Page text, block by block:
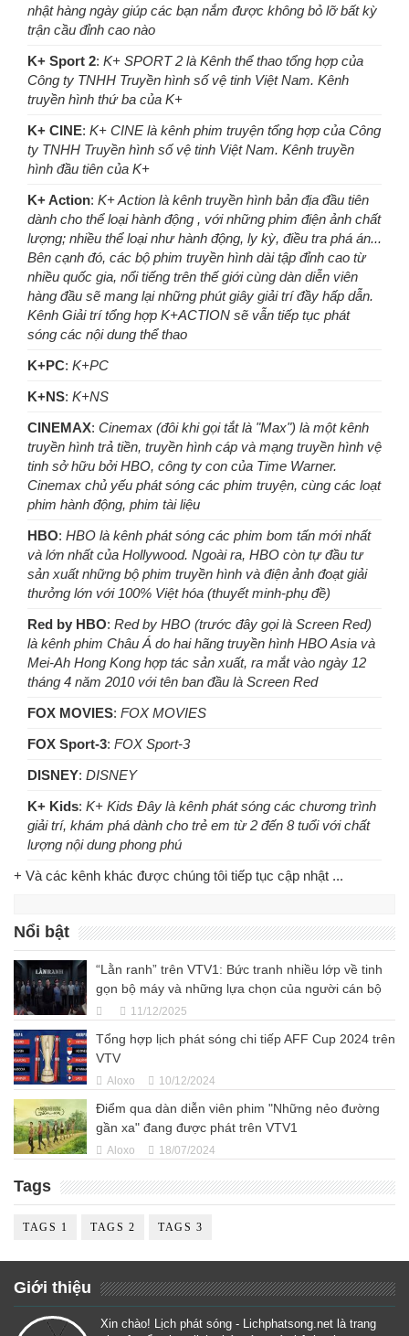
nhật hàng ngày giúp các bạn nắm được không bỏ lỡ bất kỳ
trận cầu đỉnh cao nào
K+ Sport 2: K+ SPORT 2 là Kênh thể thao tổng hợp của
Công ty TNHH Truyền hình số vệ tinh Việt Nam. Kênh
truyền hình thứ ba của K+
K+ CINE: K+ CINE là kênh phim truyện tổng hợp của Công
ty TNHH Truyền hình số vệ tinh Việt Nam. Kênh truyền
hình đầu tiên của K+
K+ Action: K+ Action là kênh truyền hình bản địa đầu tiên
dành cho thể loại hành động , với những phim điện ảnh chất
lượng; nhiều thể loại như hành động, ly kỳ, điều tra phá án...
Bên cạnh đó, các bộ phim truyền hình dài tập đỉnh cao từ
nhiều quốc gia, nổi tiếng trên thế giới cùng dàn diễn viên
hàng đầu sẽ mang lại những phút giây giải trí đầy hấp dẫn.
Kênh Giải trí tổng hợp K+ACTION sẽ vẫn tiếp tục phát
sóng các nội dung thể thao
K+PC: K+PC
K+NS: K+NS
CINEMAX: Cinemax (đôi khi gọi tắt là "Max") là một kênh
truyền hình trả tiền, truyền hình cáp và mạng truyền hình vệ
tinh sở hữu bởi HBO, công ty con của Time Warner.
Cinemax chủ yếu phát sóng các phim truyện, cùng các loạt
phim hành động, phim tài liệu
HBO: HBO là kênh phát sóng các phim bom tấn mới nhất
và lớn nhất của Hollywood. Ngoài ra, HBO còn tự đầu tư
sản xuất những bộ phim truyền hình và điện ảnh đoạt giải
thưởng lớn với 100% Việt hóa (thuyết minh-phụ đề)
Red by HBO: Red by HBO (trước đây gọi là Screen Red)
là kênh phim Châu Á do hai hãng truyền hình HBO Asia và
Mei-Ah Hong Kong hợp tác sản xuất, ra mắt vào ngày 12
tháng 4 năm 2010 với tên ban đầu là Screen Red
FOX MOVIES: FOX MOVIES
FOX Sport-3: FOX Sport-3
DISNEY: DISNEY
K+ Kids: K+ Kids Đây là kênh phát sóng các chương trình
giải trí, khám phá dành cho trẻ em từ 2 đến 8 tuổi với chất
lượng nội dung phong phú
+ Và các kênh khác được chúng tôi tiếp tục cập nhật ...
Nổi bật
“Lằn ranh” trên VTV1: Bức tranh nhiều lớp về tinh
gọn bộ máy và những lựa chọn của người cán bộ
11/12/2025
Tổng hợp lịch phát sóng chi tiếp AFF Cup 2024 trên
VTV
Aloxo 10/12/2024
Điểm qua dàn diễn viên phim "Những nẻo đường
gần xa" đang được phát trên VTV1
Aloxo 18/07/2024
Tags
TAGS 1 TAGS 2 TAGS 3
Giới thiệu
Xin chào! Lịch phát sóng - Lichphatsong.net là trang